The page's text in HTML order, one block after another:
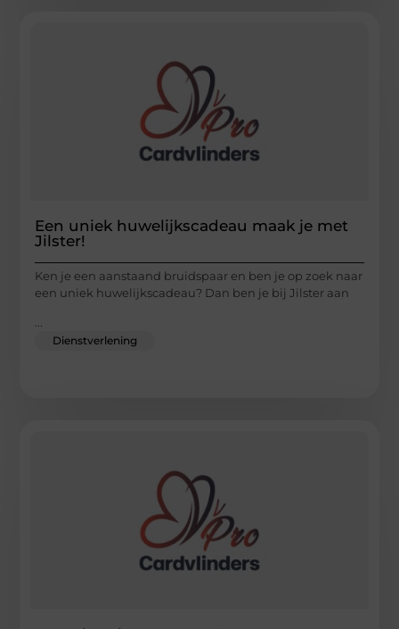
Een uniek huwelijkscadeau maak je met
Jilster!
Ken je een aanstaand bruidspaar en ben je op zoek naar
een uniek huwelijkscadeau? Dan ben je bij Jilster aan
...
Dienstverlening